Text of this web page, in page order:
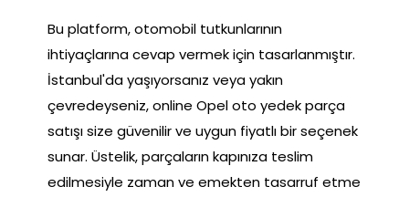
Bu platform, otomobil tutkunlarının
ihtiyaçlarına cevap vermek için tasarlanmıştır.
İstanbul'da yaşıyorsanız veya yakın
çevredeyseniz, online Opel oto yedek parça
satışı size güvenilir ve uygun fiyatlı bir seçenek
sunar. Üstelik, parçaların kapınıza teslim
edilmesiyle zaman ve emekten tasarruf etme